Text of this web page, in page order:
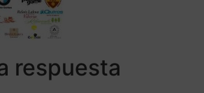
respuesta